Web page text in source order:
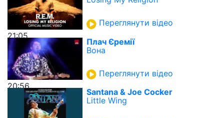
21:05
Переглянути відео
20:56
Плач Єремії
Вона
Переглянути відео
Santana & Joe Cocker
Little Wing